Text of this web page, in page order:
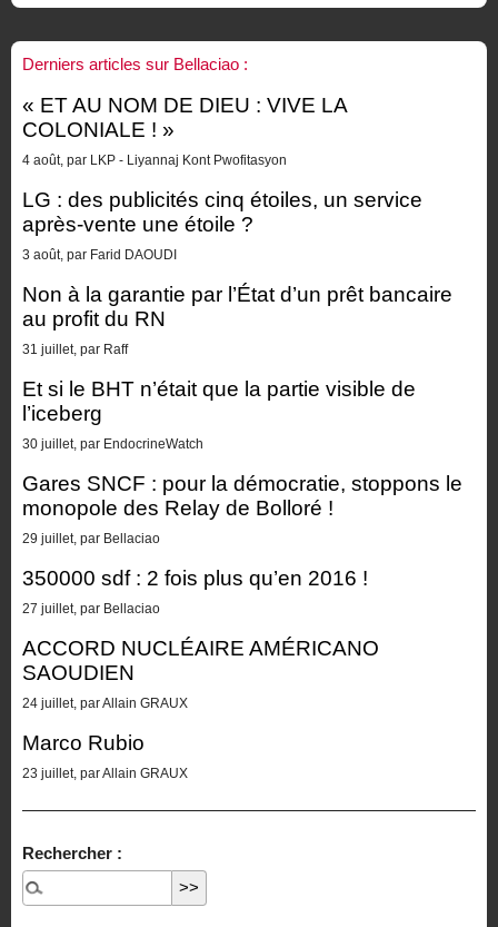
Derniers articles sur Bellaciao :
« ET AU NOM DE DIEU : VIVE LA
COLONIALE ! »
4 août, par LKP - Liyannaj Kont Pwofitasyon
LG : des publicités cinq étoiles, un service
après-vente une étoile ?
3 août, par Farid DAOUDI
Non à la garantie par l’État d’un prêt bancaire
au profit du RN
31 juillet, par Raff
Et si le BHT n’était que la partie visible de
l’iceberg
30 juillet, par EndocrineWatch
Gares SNCF : pour la démocratie, stoppons le
monopole des Relay de Bolloré !
29 juillet, par Bellaciao
350000 sdf : 2 fois plus qu’en 2016 !
27 juillet, par Bellaciao
ACCORD NUCLÉAIRE AMÉRICANO
SAOUDIEN
24 juillet, par Allain GRAUX
Marco Rubio
23 juillet, par Allain GRAUX
Rechercher :